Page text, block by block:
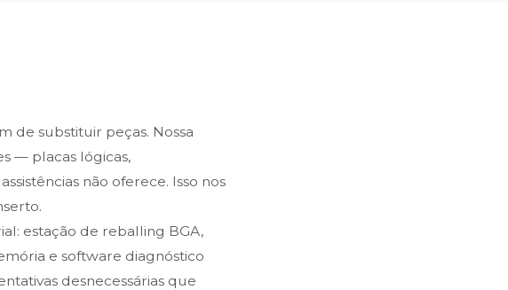
de substituir peças. Nossa
— placas lógicas,
não oferece. Isso nos
estação de reballing BGA,
e software diagnóstico
desnecessárias que